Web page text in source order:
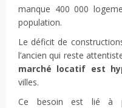
manque 400 000
population.
Le déficit de
l’ancien qui reste
marché locatif est
villes.
Ce besoin est lié à